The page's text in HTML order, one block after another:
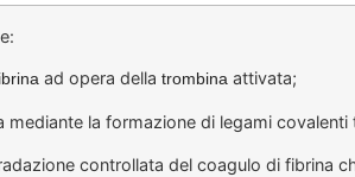
ad opera della trombina attivata;
mediante la formazione di legami
controllata del coagulo di fibrina